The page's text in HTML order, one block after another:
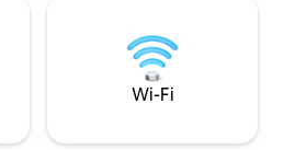
、衛星テレ
ースター、ア
ストリーミン
リプションと
メートルの複
lounge area *
garage (included
heating
perfect for
oven,
Wi-Fi